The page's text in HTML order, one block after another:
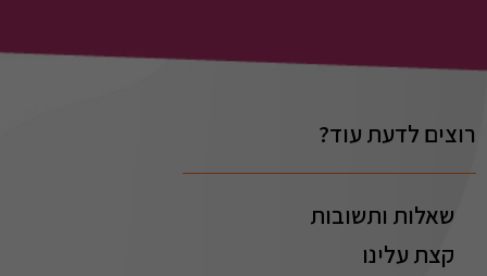
רוצים לדעת עוד?
שאלות ותשובות
קצת עלינו